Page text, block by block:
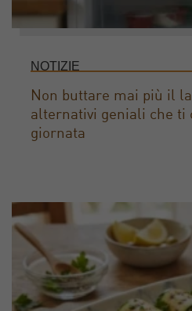
NOTIZIE
Non buttare mai più il
alternativi geniali che ti
giornata